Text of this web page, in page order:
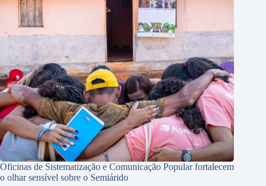
Oficinas de Sistematização e Comunicação Popular fortalecem
o olhar sensível sobre o Semiárido